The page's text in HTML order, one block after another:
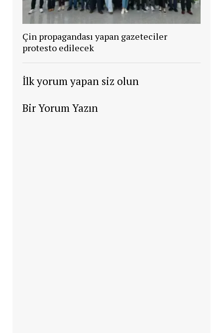
Çin propagandası yapan gazeteciler
protesto edilecek
İlk yorum yapan siz olun
Bir Yorum Yazın